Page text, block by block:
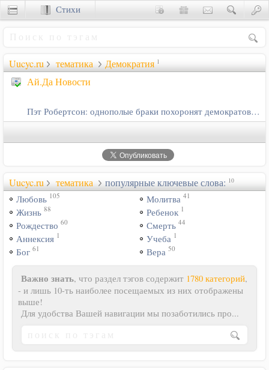
Uucyc.ru тематика Демократия 1
Ай.Да Новости
Пэт Робертсон: однополые браки похоронят демократов США
Uucyc.ru тематика популярные ключевые слова: 10
Любовь 105
Жизнь 88
Рождество 60
Аннексия 1
Бог 61
Молитва 41
Ребенок 1
Смерть 44
Учеба 1
Вера 50
Важно знать, что раздел тэгов содержит 1780 категорий,
- и лишь 10-ть наиболее посещаемых из них отображены
выше!
Для удобства Вашей навигации мы позаботились про...
Стихи